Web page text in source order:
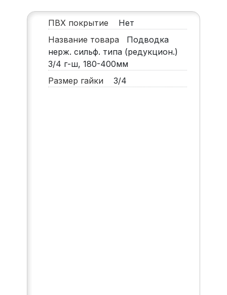
ПВХ покрытие
Нет
Название товара
Подводка
нерж. сильф. типа (редукцион.)
3/4 г-ш, 180-400мм
Размер гайки
3/4